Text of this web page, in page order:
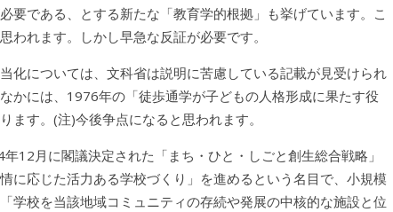
要である、とする新たな「教育学的根拠」も挙げています。こ
われます。しかし早急な反証が必要です。
化については、文科省は説明に苦慮している記載が見受けられ
かには、1976年の「徒歩通学が子どもの人格形成に果たす役
ます。(注)今後争点になると思われます。
12月に閣議決定された「まち・ひと・しごと創生総合戦略」
に応じた活力ある学校づくり」を進めるという名目で、小規模
学校を当該地域コミュニティの存続や発展の中核的な施設と位